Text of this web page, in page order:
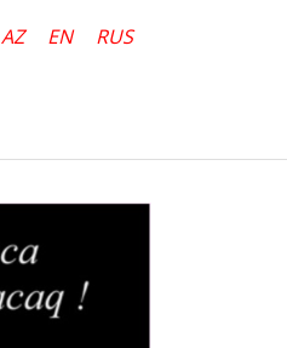
AZ EN RUS